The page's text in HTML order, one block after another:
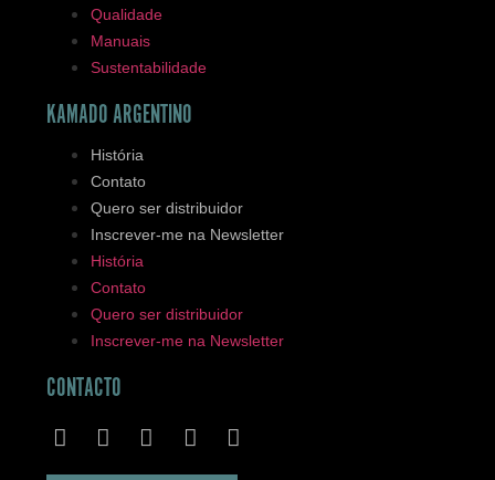
Qualidade
Manuais
Sustentabilidade
KAMADO ARGENTINO
História
Contato
Quero ser distribuidor
Inscrever-me na Newsletter
História
Contato
Quero ser distribuidor
Inscrever-me na Newsletter
CONTACTO